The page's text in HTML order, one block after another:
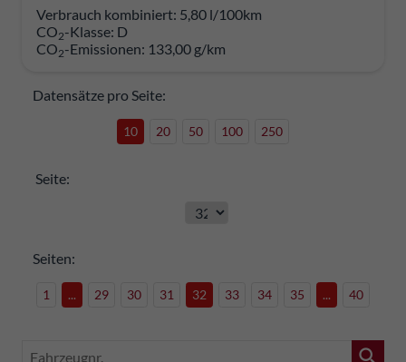
Verbrauch kombiniert: 5,80 l/100km
CO2-Klasse: D
CO2-Emissionen: 133,00 g/km
Datensätze pro Seite:
10 20 50 100 250
Seite:
Seiten:
1 ... 29 30 31 32 33 34 35 ... 40
Fahrzeugnr.